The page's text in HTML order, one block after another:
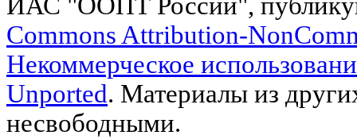
Commons Attribution-
Некоммерческое
Unported. Материалы из
несвободными.